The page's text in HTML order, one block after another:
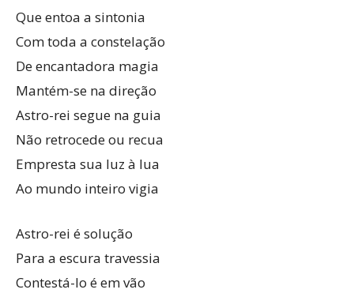
Que entoa a sintonia
Com toda a constelação
De encantadora magia
Mantém-se na direção
Astro-rei segue na guia
Não retrocede ou recua
Empresta sua luz à lua
Ao mundo inteiro vigia
Astro-rei é solução
Para a escura travessia
Contestá-lo é em vão